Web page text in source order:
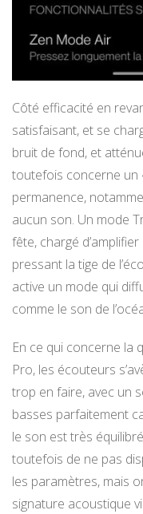
Côté efficacité en
satisfaisant, et se
bruit de fond, et
toutefois concerne un
permanence,
aucun son. Un mode
fête, chargé
pressant la tige de
active un mode qui
comme le son de
En ce qui concerne la
Pro, les écouteurs
trop en faire, avec un
basses parfaitement
le son est très
toutefois de ne pas
les paramètres, mais
signature acoustique